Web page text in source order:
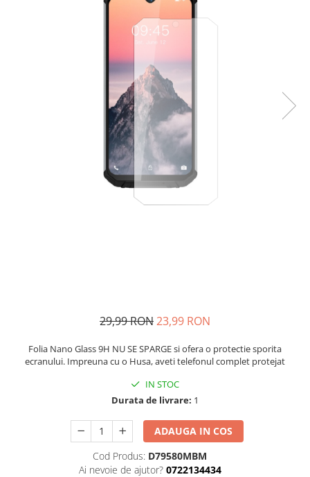
29,99 RON23,99 RON
Folia Nano Glass 9H NU SE SPARGE si ofera o protectie sporita
ecranului. Impreuna cu o Husa, aveti telefonul complet protejat
IN STOC
Durata de livrare: 1
ADAUGA IN COS
Cod Produs: D79580MBM
Ai nevoie de ajutor? 0722134434